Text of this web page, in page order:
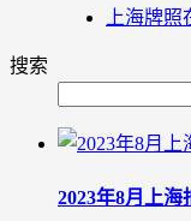
上海牌
搜索
2023年8月上海